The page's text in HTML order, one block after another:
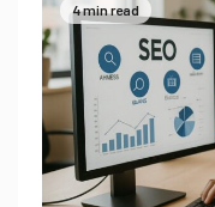
4 min read